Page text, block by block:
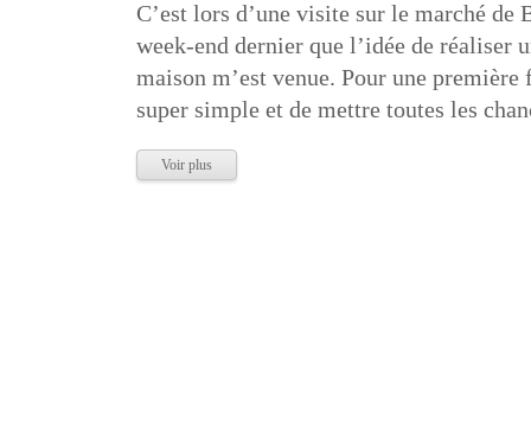
C’est lors d’une visite sur le marché de
week-end dernier que l’idée de réaliser
maison m’est venue. Pour une
super simple et de mettre toutes les
Voir plus